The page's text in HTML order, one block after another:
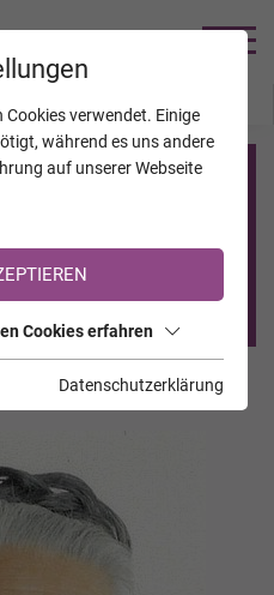
TrauerHilfe.it
registriert?
Registrierung <<
verwendet. Einige
während es uns andere
auf unserer Webseite
Cookies erfahren
Datenschutzerklärung
VERSTORBENE